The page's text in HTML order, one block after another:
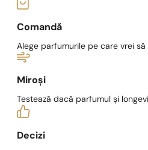
Comandă
Alege parfumurile pe care vrei
Miroși
Testează dacă parfumul și
Decizi